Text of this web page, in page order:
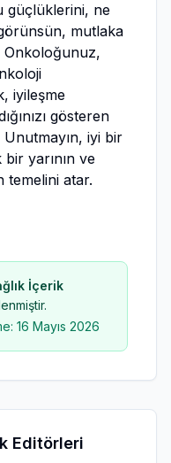
güçlüklerini, ne
mutlaka
Onkoloğunuz,
iyileşme
gösteren
Unutmayın, iyi bir
yarının ve
temelini atar.
İçerik
16 Mayıs 2026
Editörleri